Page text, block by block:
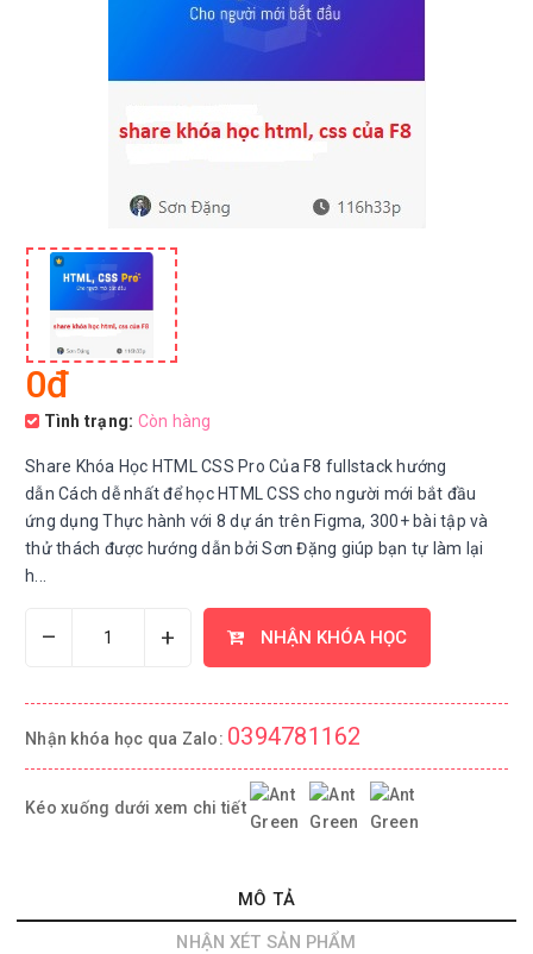
0đ
Tình trạng: Còn hàng
Share Khóa Học HTML CSS Pro Của F8 fullstack hướng
dẫn Cách dễ nhất để học HTML CSS cho người mới bắt đầu
ứng dụng Thực hành với 8 dự án trên Figma, 300+ bài tập và
thử thách được hướng dẫn bởi Sơn Đặng giúp bạn tự làm lại
h...
– + NHẬN KHÓA HỌC
Nhận khóa học qua Zalo: 0394781162
Kéo xuống dưới xem chi tiết
MÔ TẢ
NHẬN XÉT SẢN PHẨM